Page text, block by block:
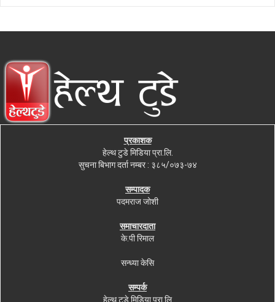
प्रकाशक
हेल्थ टुडे मिडिया प्रा.लि.
सुचना बिभाग दर्ता नम्बर : ३८५/०७३-७४
सम्पादक
पदमराज जोशी
समाचारदाता
के.पी रिमाल
सन्ध्या केसि
सम्पर्क
हेल्थ टुडे मिडिया प्रा.लि